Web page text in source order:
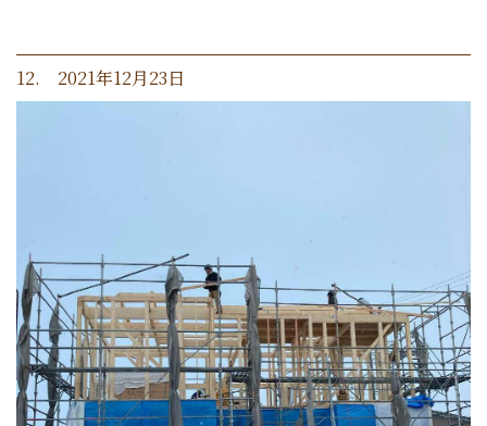
12. 2021年12月23日